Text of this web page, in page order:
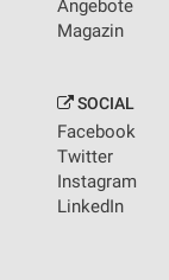
Angebote
Magazin
SOCIAL
Facebook
Twitter
Instagram
LinkedIn